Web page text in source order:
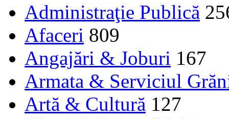
Administraţie Publică
Afaceri 809
Angajări & Joburi 167
Armata & Serviciul
Artă & Cultură 127